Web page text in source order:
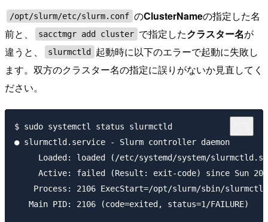
/opt/slurm/etc/slurm.conf のClusterNameの指定した名
前と、
sacctmgr add cluster で指定したクラスター名が
違うと、
slurmctld
起動時に以下のエラーで起動に失敗し
ます。双方のクラスター名の指定に誤りがないか見直してく
ださい。
$ sudo systemctl status slurmctld
● slurmctld.service - Slurm controller daemon
Loaded: loaded (/etc/systemd/system/
Active: failed (Result: exit-code) since Sun
Process: 2106 ExecStart=/opt/slurm/sbin/
   Main PID: 2106 (code=exited, status=1/FAILURE)